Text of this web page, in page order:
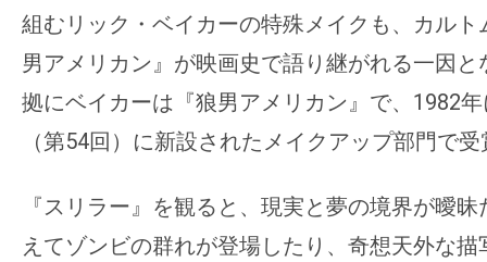
組むリック・ベイカーの特殊メイクも、カル
男アメリカン』が映画史で語り継がれる一因
拠にベイカーは『狼男アメリカン』で、1982
（第54回）に新設されたメイクアップ部門で
『スリラー』を観ると、現実と夢の境界が曖
えてゾンビの群れが登場したり、奇想天外な